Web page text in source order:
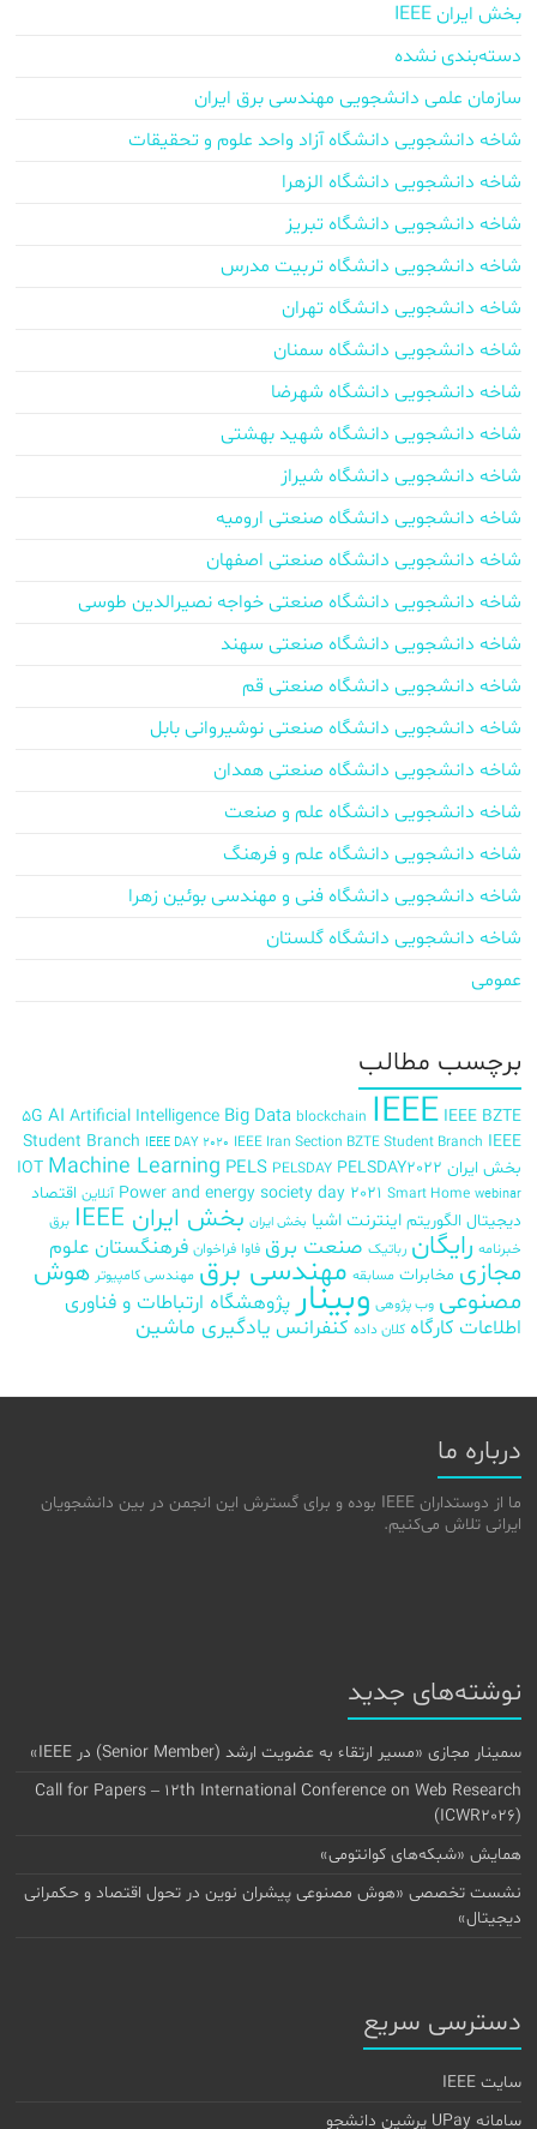
بخش ایران IEEE
دسته‌بندی نشده
سازمان علمی دانشجویی مهندسی برق ایران
شاخه دانشجویی دانشگاه آزاد واحد علوم و تحقیقات
شاخه دانشجویی دانشگاه الزهرا
شاخه دانشجویی دانشگاه تبریز
شاخه دانشجویی دانشگاه تربیت مدرس
شاخه دانشجویی دانشگاه تهران
شاخه دانشجویی دانشگاه سمنان
شاخه دانشجویی دانشگاه شهرضا
شاخه دانشجویی دانشگاه شهید بهشتی
شاخه دانشجویی دانشگاه شیراز
شاخه دانشجویی دانشگاه صنعتی ارومیه
شاخه دانشجویی دانشگاه صنعتی اصفهان
شاخه دانشجویی دانشگاه صنعتی خواجه نصیرالدین طوسی
شاخه دانشجویی دانشگاه صنعتی سهند
شاخه دانشجویی دانشگاه صنعتی قم
شاخه دانشجویی دانشگاه صنعتی نوشیروانی بابل
شاخه دانشجویی دانشگاه صنعتی همدان
شاخه دانشجویی دانشگاه علم و صنعت
شاخه دانشجویی دانشگاه علم و فرهنگ
شاخه دانشجویی دانشگاه فنی و مهندسی بوئین زهرا
شاخه دانشجویی دانشگاه گلستان
عمومی
برچسب‌ مطالب
5G AI Artificial Intelligence Big Data blockchain IEEE IEEE BZTE
Student Branch IEEE DAY 2020 IEEE Iran Section BZTE Student Branch IEEE
بخش ایران
IOT Machine Learning PELS PELSDAY PELSDAY2022
Power and energy society day 2021 Smart Home webinar آنلاین اقتصاد
دیجیتال الگوریتم اینترنت اشیا بخش ایران بخش ایران IEEE
برق
خبرنامه رایگان رباتیک صنعت برق فاوا فراخوان فرهنگستان علوم
مجازی مخابرات مسابقه مهندسی برق مهندسی کامپیوتر هوش
مصنوعی وب پژوهی وبینارپژوهشگاه ارتباطات و فناوری
اطلاعات کارگاه کلان داده کنفرانس یادگیری ماشین
درباره ما
ما از دوستداران IEEE بوده و برای گسترش این انجمن در بین دانشجویان
ایرانی تلاش می‌کنیم.
نوشته‌های جدید
سمینار مجازی «مسیر ارتقاء به عضویت ارشد (Senior Member) در IEEE»
Call for Papers – 12th International Conference on Web Research
(ICWR2026)
همایش «شبکه‌های کوانتومی»
نشست تخصصی «هوش مصنوعی پیشران نوین در تحول اقتصاد و حکمرانی
دیجیتال»
دسترسی سریع
سایت IEEE
سامانه UPay پرشین دانشجو